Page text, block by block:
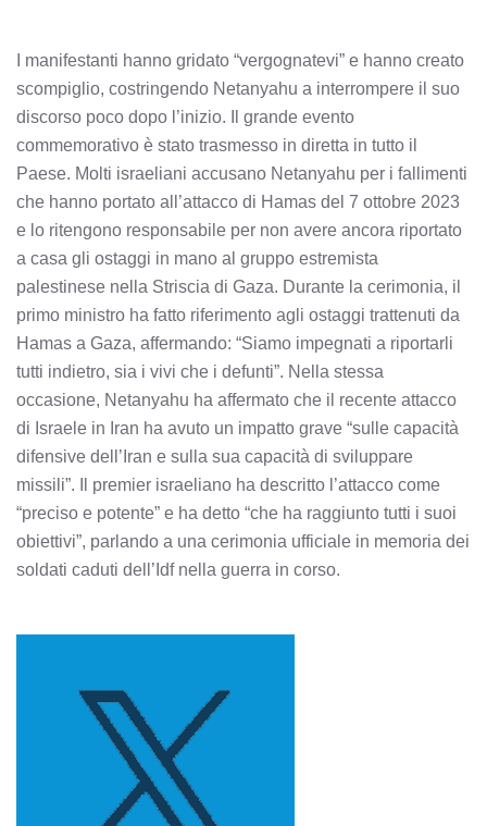
I manifestanti hanno gridato “vergognatevi” e hanno creato
scompiglio, costringendo Netanyahu a interrompere il suo
discorso poco dopo l’inizio. Il grande evento
commemorativo è stato trasmesso in diretta in tutto il
Paese. Molti israeliani accusano Netanyahu per i fallimenti
che hanno portato all’attacco di Hamas del 7 ottobre 2023
e lo ritengono responsabile per non avere ancora riportato
a casa gli ostaggi in mano al gruppo estremista
palestinese nella Striscia di Gaza. Durante la cerimonia, il
primo ministro ha fatto riferimento agli ostaggi trattenuti da
Hamas a Gaza, affermando: “Siamo impegnati a riportarli
tutti indietro, sia i vivi che i defunti”. Nella stessa
occasione, Netanyahu ha affermato che il recente attacco
di Israele in Iran ha avuto un impatto grave “sulle capacità
difensive dell’Iran e sulla sua capacità di sviluppare
missili”. Il premier israeliano ha descritto l’attacco come
“preciso e potente” e ha detto “che ha raggiunto tutti i suoi
obiettivi”, parlando a una cerimonia ufficiale in memoria dei
soldati caduti dell’Idf nella guerra in corso.